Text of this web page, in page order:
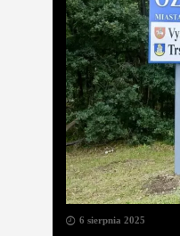
6 sierpnia 2025